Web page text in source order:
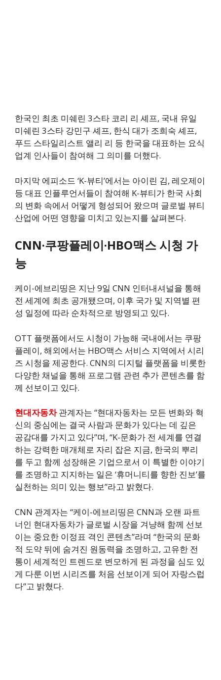
한국인 최초 미쉐린 3스타 코리 리 셰프, 국내 유일
미쉐린 3스타 강민구 셰프, 한식 대가 조희숙 셰프,
푸드 스타일리스트 앨리 리 등 한국을 대표하는 요식
업계 인사들이 참여해 그 의미를 더했다.
마지막 에피소드 ‘K-뷰티’에서는 아이린 김, 레오제이
등 대표 인플루언서들이 참여해 K-뷰티가 한국 사회
의 변화 속에서 어떻게 형성되어 왔으며 글로벌 뷰티
산업에 어떤 영향을 미치고 있는지를 살펴본다.
CNN·쿠팡플레이·HBO맥스 시청 가
능
케이-에브리띵은 지난 9일 CNN 인터내셔널을 통해
전 세계에 최초 공개됐으며, 이후 국가 및 지역별 편
성 일정에 따라 순차적으로 방영되고 있다.
OTT 플랫폼에서도 시청이 가능해 국내에서는 쿠팡
플레이, 해외에서는 HBO맥스 서비스 지역에서 시리
즈 시청을 제공한다. CNN의 디지털 플랫폼을 비롯한
다양한 채널을 통해 프로그램 관련 추가 콘텐츠를 함
께 선보이고 있다.
현대자동차관계자는 “현대자동차는 모든 변화와 혁
신의 중심에는 결국 사람과 문화가 있다는 데 깊은
공감대를 가지고 있다”며, “K-문화가 전 세계를 연결
하는 강력한 매개체로 자리 잡은 지금, 한국의 뿌리
를 두고 함께 성장해온 기업으로서 이 특별한 이야기
를 조명하고 지지하는 일은 ‘휴머니티를 향한 진보’를
실천하는 의미 있는 행보”라고 밝혔다.
CNN 관계자는 “케이-에브리띵은 CNN과 오랜 파트
너인 현대자동차가 글로벌 시장을 겨냥해 함께 선보
이는 중요한 이정표 격인 콘텐츠”라며 “한국의 문화
적 도약 뒤에 숨겨진 원동력을 조명하고, 고유한 전
통이 세계적인 트렌드로 변모하게 된 과정을 심도 있
게 다룬 이번 시리즈를 처음 선보이게 되어 자랑스럽
다”고 밝혔다.